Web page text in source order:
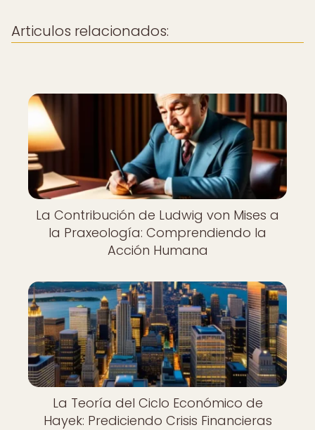
Articulos relacionados:
La Contribución de Ludwig von Mises a
la Praxeología: Comprendiendo la
Acción Humana
La Teoría del Ciclo Económico de
Hayek: Prediciendo Crisis Financieras